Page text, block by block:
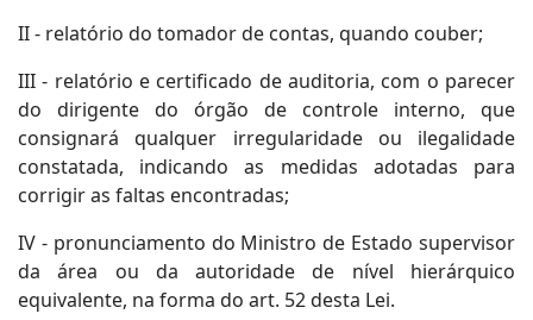
II - relatório do tomador de contas, quando couber;
III - relatório e certificado de auditoria, com o parecer
do dirigente do órgão de controle interno, que
consignará qualquer irregularidade ou ilegalidade
constatada, indicando as medidas adotadas para
corrigir as faltas encontradas;
IV - pronunciamento do Ministro de Estado supervisor
da área ou da autoridade de nível hierárquico
equivalente, na forma do art. 52 desta Lei.